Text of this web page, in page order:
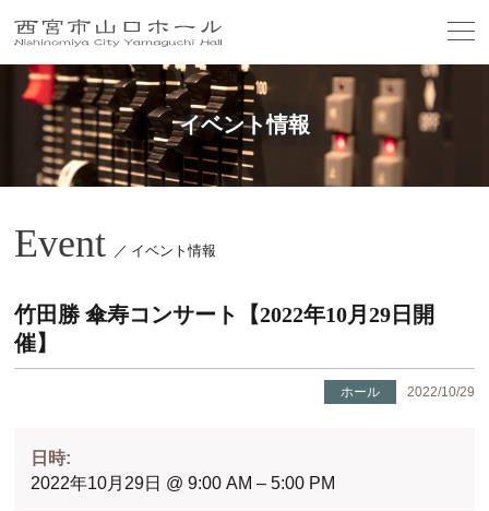
イベント情報
Event ／ イベント情報
竹田勝 傘寿コンサート【2022年10月29日開
催】
ホール 2022/10/29
日時:
2022年10月29日 @ 9:00 AM – 5:00 PM